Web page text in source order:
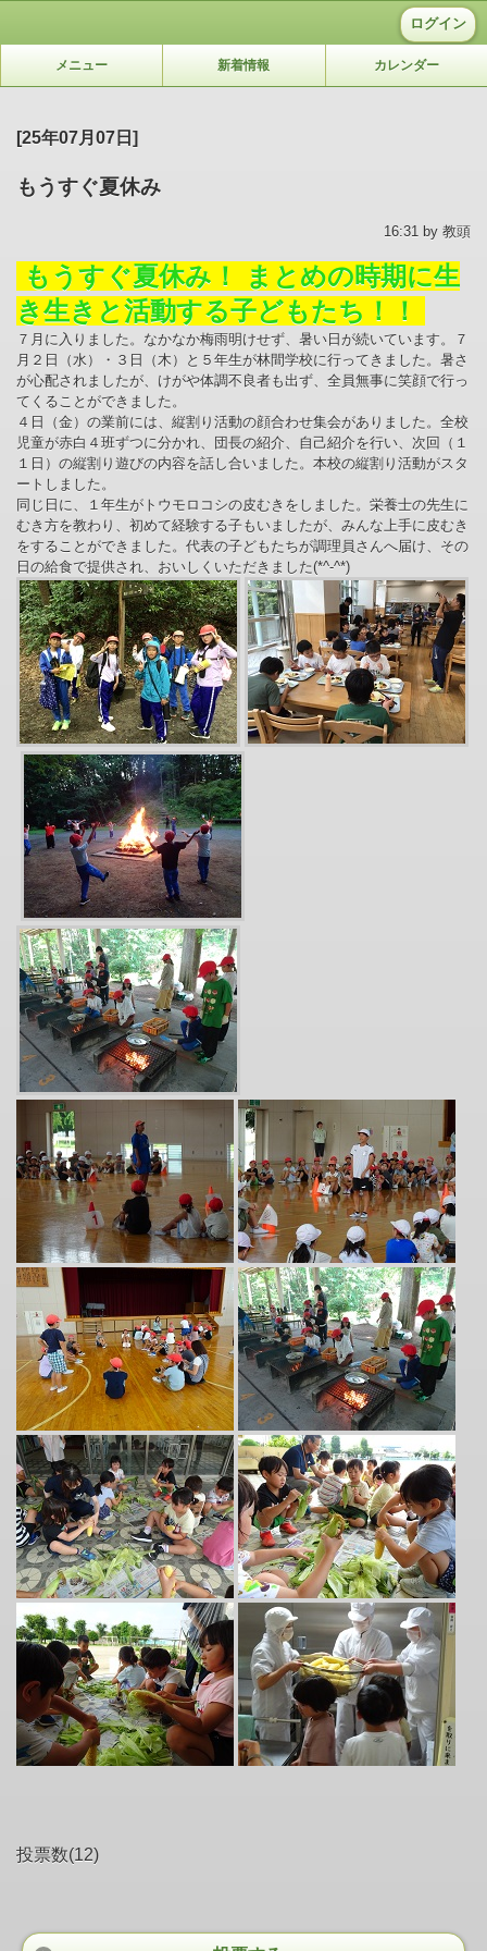
ログイン
メニュー 新着情報 カレンダー
[25年07月07日]
もうすぐ夏休み
16:31 by 教頭
もうすぐ夏休み！ まとめの時期に生
き生きと活動する子どもたち！！
７月に入りました。なかなか梅雨明けせず、暑い日が続いています。７
月２日（水）・３日（木）と５年生が林間学校に行ってきました。暑さ
が心配されましたが、けがや体調不良者も出ず、全員無事に笑顔で行っ
てくることができました。
４日（金）の業前には、縦割り活動の顔合わせ集会がありました。全校
児童が赤白４班ずつに分かれ、団長の紹介、自己紹介を行い、次回（１
１日）の縦割り遊びの内容を話し合いました。本校の縦割り活動がスタ
ートしました。
同じ日に、１年生がトウモロコシの皮むきをしました。栄養士の先生に
むき方を教わり、初めて経験する子もいましたが、みんな上手に皮むき
をすることができました。代表の子どもたちが調理員さんへ届け、その
日の給食で提供され、おいしくいただきました(*^-^*)
投票数(12)